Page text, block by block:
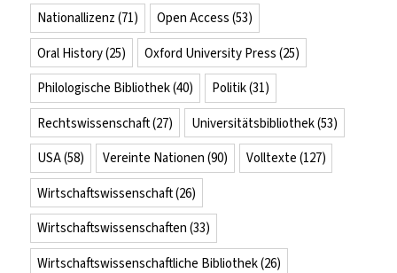
Nationallizenz (71) Open Access (53)
Oral History(25) Oxford University Press (25)
Philologische Bibliothek(40) Politik(31)
Rechtswissenschaft(27) Universitätsbibliothek(53)
USA(58) Vereinte Nationen (90) Volltexte (127)
Wirtschaftswissenschaft(26)
Wirtschaftswissenschaften (33)
Wirtschaftswissenschaftliche Bibliothek(26)